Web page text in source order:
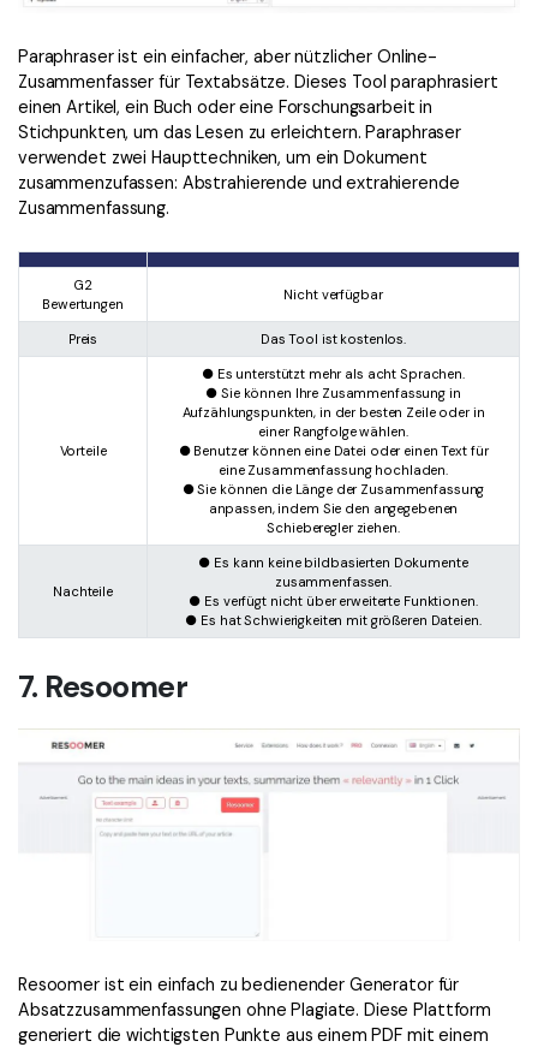
Paraphraser ist ein einfacher, aber nützlicher Online-
Zusammenfasser für Textabsätze. Dieses Tool paraphrasiert
einen Artikel, ein Buch oder eine Forschungsarbeit in
Stichpunkten, um das Lesen zu erleichtern. Paraphraser
verwendet zwei Haupttechniken, um ein Dokument
zusammenzufassen: Abstrahierende und extrahierende
Zusammenfassung.
G2
Bewertungen
Nicht verfügbar
Preis Das Tool ist kostenlos.
Vorteile
● Es unterstützt mehr als acht Sprachen.
● Sie können Ihre Zusammenfassung in
Aufzählungspunkten, in der besten Zeile oder in
einer Rangfolge wählen.
● Benutzer können eine Datei oder einen Text für
eine Zusammenfassung hochladen.
● Sie können die Länge der Zusammenfassung
anpassen, indem Sie den angegebenen
Schieberegler ziehen.
Nachteile
● Es kann keine bildbasierten Dokumente
zusammenfassen.
● Es verfügt nicht über erweiterte Funktionen.
● Es hat Schwierigkeiten mit größeren Dateien.
7. Resoomer
Resoomer ist ein einfach zu bedienender Generator für
Absatzzusammenfassungen ohne Plagiate. Diese Plattform
generiert die wichtigsten Punkte aus einem PDF mit einem